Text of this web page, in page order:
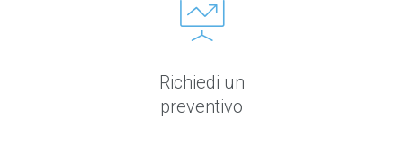
Richiedi un
preventivo